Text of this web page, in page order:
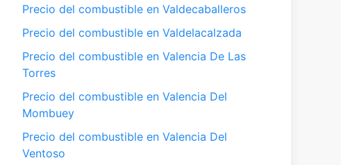
Precio del combustible en Valdecaballeros
Precio del combustible en Valdelacalzada
Precio del combustible en Valencia De Las
Torres
Precio del combustible en Valencia Del
Mombuey
Precio del combustible en Valencia Del
Ventoso